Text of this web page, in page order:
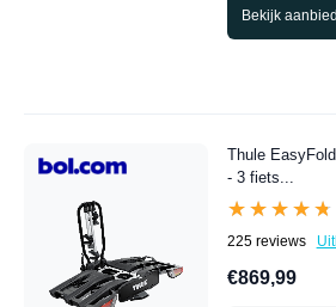
Bekijk
Thule
- 3 fiets...
★★★★★
★★★★★
225 reviews
€869,99